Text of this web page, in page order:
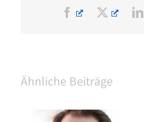
Facebook
X
Ähnliche Beiträge